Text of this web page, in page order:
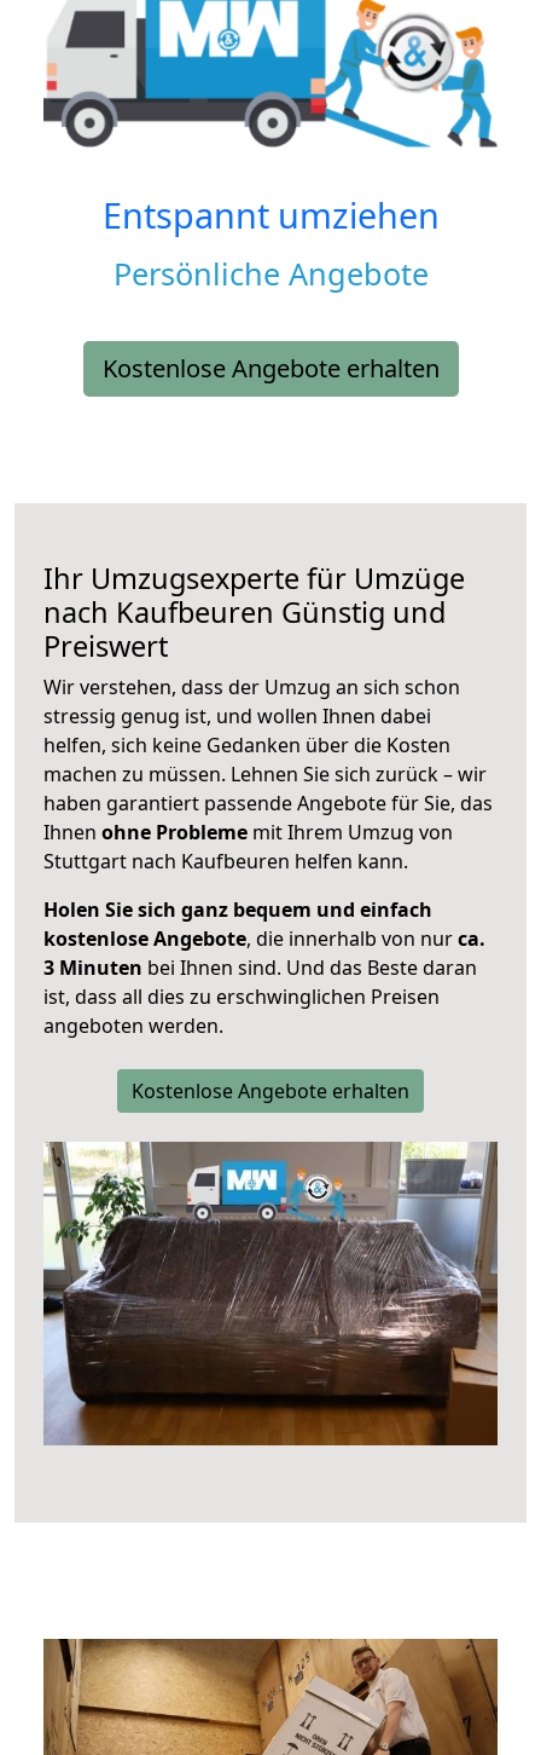
Entspannt umziehen
Persönliche Angebote
Kostenlose Angebote erhalten
Ihr Umzugsexperte für Umzüge
nach Kaufbeuren Günstig und
Preiswert
Wir verstehen, dass der Umzug an sich schon
stressig genug ist, und wollen Ihnen dabei
helfen, sich keine Gedanken über die Kosten
machen zu müssen. Lehnen Sie sich zurück – wir
haben garantiert passende Angebote für Sie, das
Ihnen ohne Probleme mit Ihrem Umzug von
Stuttgart nach Kaufbeuren helfen kann.
Holen Sie sich ganz bequem und einfach
kostenlose Angebote, die innerhalb von nurca.
3 Minuten bei Ihnen sind. Und das Beste daran
ist, dass all dies zu erschwinglichen Preisen
angeboten werden.
Kostenlose Angebote erhalten